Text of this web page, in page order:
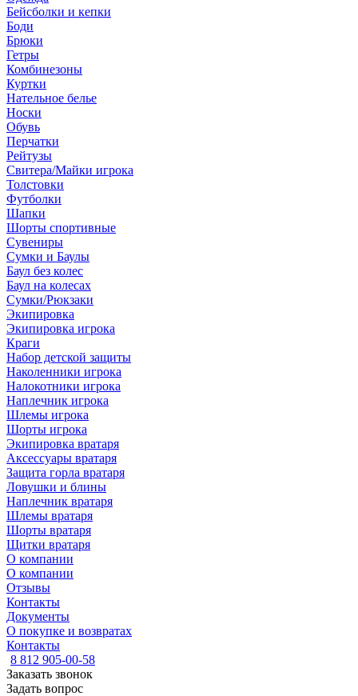
Бейсболки и кепки
Боди
Брюки
Гетры
Комбинезоны
Куртки
Нательное белье
Носки
Обувь
Перчатки
Рейтузы
Свитера/Майки игрока
Толстовки
Футболки
Шапки
Шорты спортивные
Сувениры
Сумки и Баулы
Баул без колес
Баул на колесах
Сумки/Рюкзаки
Экипировка
Экипировка игрока
Краги
Набор детской защиты
Наколенники игрока
Налокотники игрока
Наплечник игрока
Шлемы игрока
Шорты игрока
Экипировка вратаря
Аксессуары вратаря
Защита горла вратаря
Ловушки и блины
Наплечник вратаря
Шлемы вратаря
Шорты вратаря
Щитки вратаря
О компании
О компании
Отзывы
Контакты
Документы
О покупке и возвратах
Контакты
8 812 905-00-58
Заказать звонок
Задать вопрос